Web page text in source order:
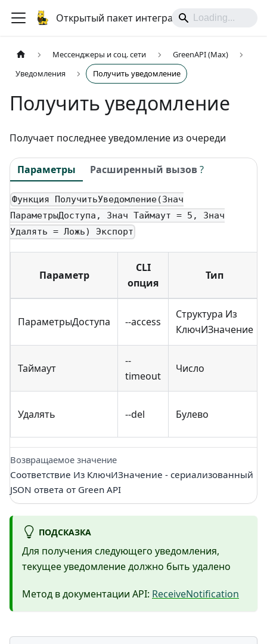
Открытый пакет интеграций
Мессенджеры и соц. сети
GreenAPI (Max)
Уведомления
Получить уведомление
Получить уведомление
Получает последнее уведомление из очереди
Параметры Расширенный вызов?
Функция ПолучитьУведомление(Знач
ПараметрыДоступа, Знач Таймаут = 5, Знач
Удалять = Ложь) Экспорт
Параметр
CLI
опция
Тип
ПараметрыДоступа --access
Структура Из
КлючИЗначение
Таймаут
--
timeout
Число
Удалять --del Булево
Возвращаемое значение
Соответствие Из КлючИЗначение - сериализованный
JSON ответа от Green API
ПОДСКАЗКА
Для получения следующего уведомления,
текущее уведомление должно быть удалено
Метод в документации API: ReceiveNotification